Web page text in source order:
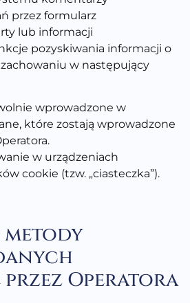
przez formularz
lub informacji
pozyskiwania informacji o
w następujący
wprowadzone w
które zostają wprowadzone
w urządzeniach
cookie (tzw. „ciasteczka”).
metody
przez Operatora